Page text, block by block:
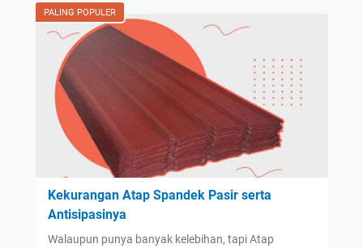
PALING POPULER
Kekurangan Atap Spandek Pasir serta
Antisipasinya
Walaupun punya banyak kelebihan, tapi Atap